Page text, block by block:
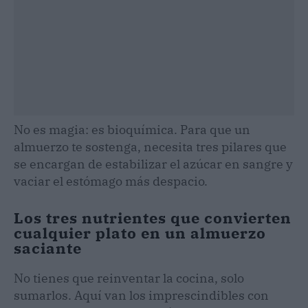
No es magia: es bioquímica. Para que un
almuerzo te sostenga, necesita tres pilares que
se encargan de estabilizar el azúcar en sangre y
vaciar el estómago más despacio.
Los tres nutrientes que convierten
cualquier plato en un almuerzo
saciante
No tienes que reinventar la cocina, solo
sumarlos. Aquí van los imprescindibles con